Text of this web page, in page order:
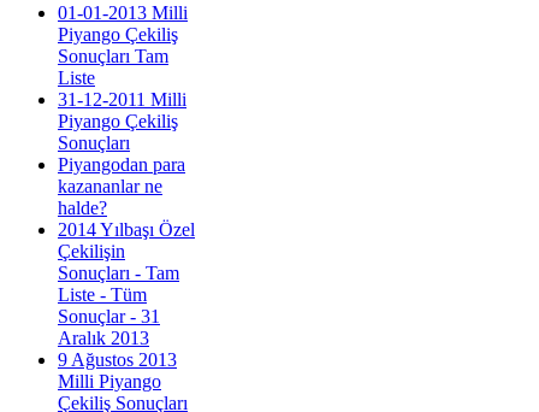
01-01-2013 Milli
Piyango Çekiliş
Sonuçları Tam
Liste
31-12-2011 Milli
Piyango Çekiliş
Sonuçları
Piyangodan para
kazananlar ne
halde?
2014 Yılbaşı Özel
Çekilişin
Sonuçları - Tam
Liste - Tüm
Sonuçlar - 31
Aralık 2013
9 Ağustos 2013
Milli Piyango
Çekiliş Sonuçları